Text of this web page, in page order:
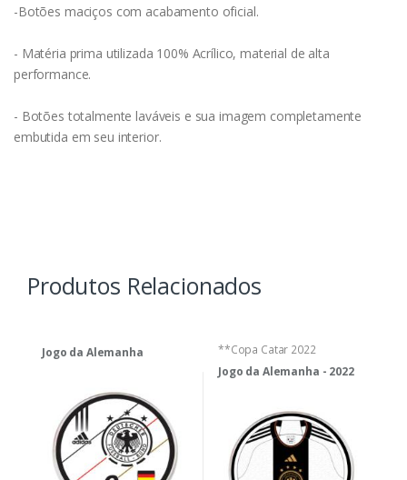
-Botões maciços com acabamento oficial.
- Matéria prima utilizada 100% Acrílico, material de alta
performance.
- Botões totalmente laváveis e sua imagem completamente
embutida em seu interior.
Produtos Relacionados
Jogo da Alemanha
**Copa Catar 2022
Jogo da Alemanha - 2022